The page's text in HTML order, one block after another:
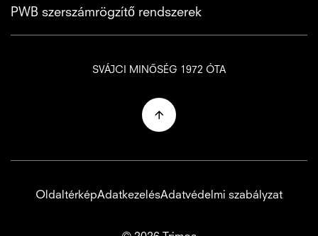
PWB szerszámrögzítő rendszerek
SVÁJCI MINŐSÉG 1972 ÓTA
OldaltérképAdatkezelésAdatvédelmi szabályzat